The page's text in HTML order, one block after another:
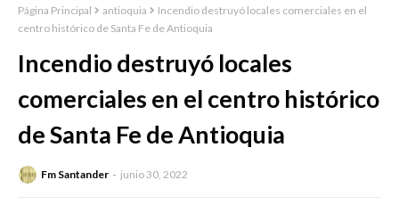
Página Principal antioquia
Incendio destruyó locales comerciales en el
centro histórico de Santa Fe de Antioquia
Incendio destruyó locales
comerciales en el centro histórico
de Santa Fe de Antioquia
Fm Santander junio 30, 2022